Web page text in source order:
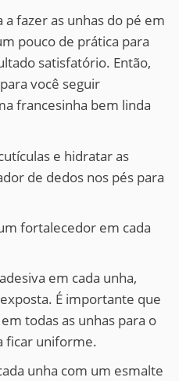
a fazer as unhas do pé em
pouco de prática para
satisfatório. Então,
você seguir
francesinha bem linda
e hidratar as
de dedos nos pés para
fortalecedor em cada
em cada unha,
É importante que
todas as unhas para o
ficar uniforme.
unha com um esmalte